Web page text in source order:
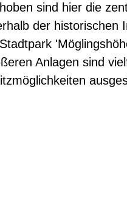
sind hier die
der historischen
Anlagen sind